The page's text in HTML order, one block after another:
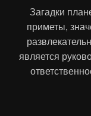
Загадки
приметы,
является